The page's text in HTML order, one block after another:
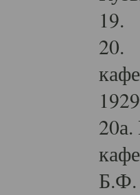
19.
20.
Б.Ф.